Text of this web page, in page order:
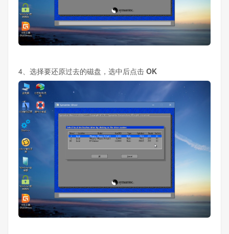
4、选择要还原过去的磁盘，选中后点击 OK